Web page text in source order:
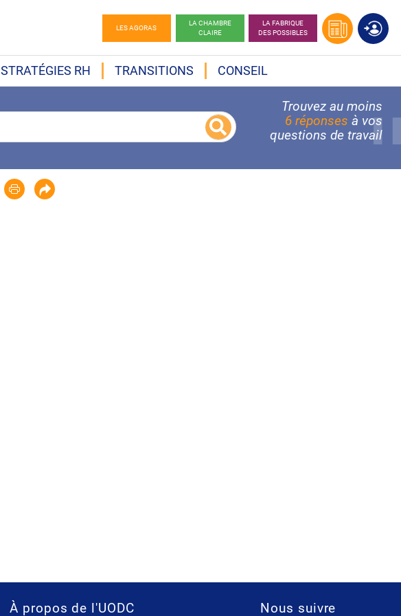
LES AGORAS
LA CHAMBRE
CLAIRE
LA FABRIQUE
DES POSSIBLES
STRATÉGIES RH TRANSITIONS CONSEIL
Trouvez au moins
6 réponses à vos
questions de travail
À propos de l'UODC Nous suivre